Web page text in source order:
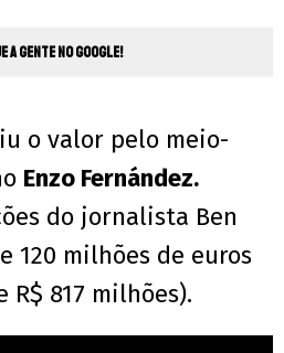
a gente no Google!
o valor pelo meio-
Enzo Fernández.
do jornalista Ben
120 milhões de euros
817 milhões).